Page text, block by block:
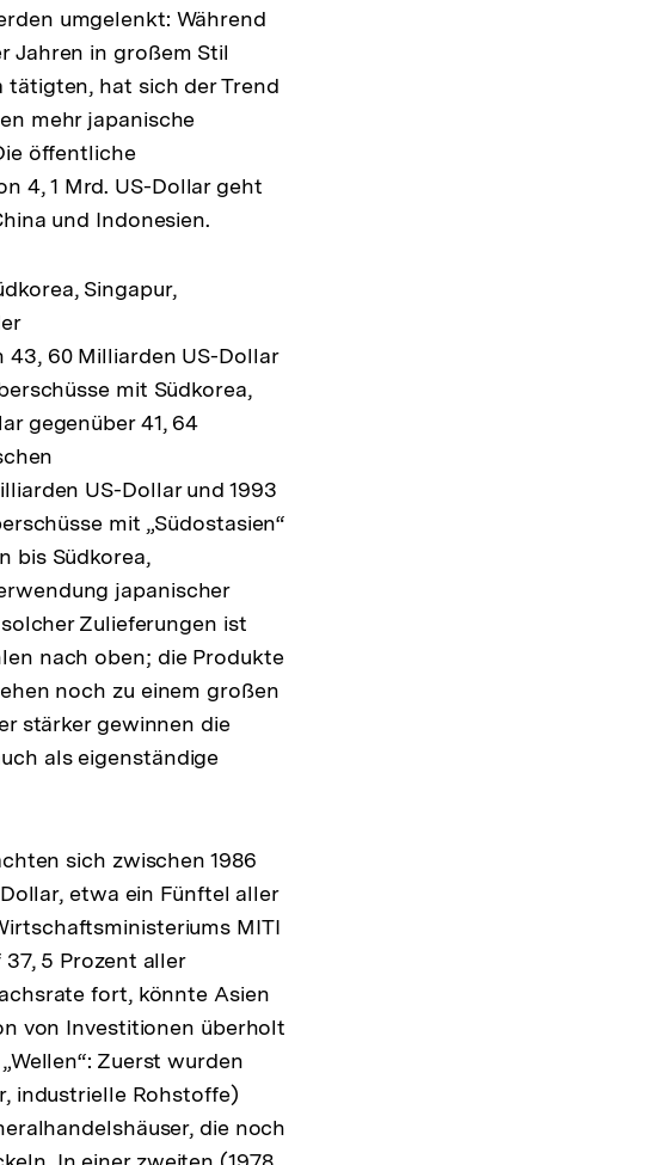
umgelenkt: Während
Jahren in großem Stil
tätigten, hat sich der Trend
mehr japanische
öffentliche
4, 1 Mrd. US-Dollar geht
und Indonesien.
Singapur,
43, 60 Milliarden US-Dollar
mit Südkorea,
gegenüber 41, 64
US-Dollar und 1993
mit „Südostasien“
bis Südkorea,
japanischer
Zulieferungen ist
nach oben; die Produkte
noch zu einem großen
stärker gewinnen die
als eigenständige
sich zwischen 1986
etwa ein Fünftel aller
MITI
5 Prozent aller
fort, könnte Asien
von Investitionen überholt
Zuerst wurden
industrielle Rohstoffe)
die noch